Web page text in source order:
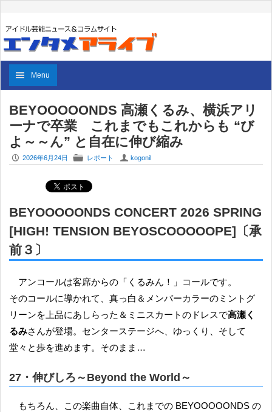
Menu
BEYOOOOONDS 高瀬くるみ、横浜アリ
ーナで卒業 これまでもこれからも “び
よ～～ん” と自在に伸び縮み
P 2026年6月24日 F レポート U kogonil
BEYOOOOONDS CONCERT 2026 SPRING
[HIGH! TENSION BEYOSCOOOOOPE]〔承
前３〕
アンコールは客席からの「くるみん！」コールです。
そのコールに導かれて、真っ白＆メンバーカラーのミントグ
リーンを上品にあしらった＆ミニスカートのドレスで高瀬く
るみさんが登場。センターステージへ、ゆっくり、そして
堂々と歩を進めます。そのまま…
27・伸びしろ～Beyond the World～
もちろん、この楽曲自体、これまでの BEYOOOOONDS の